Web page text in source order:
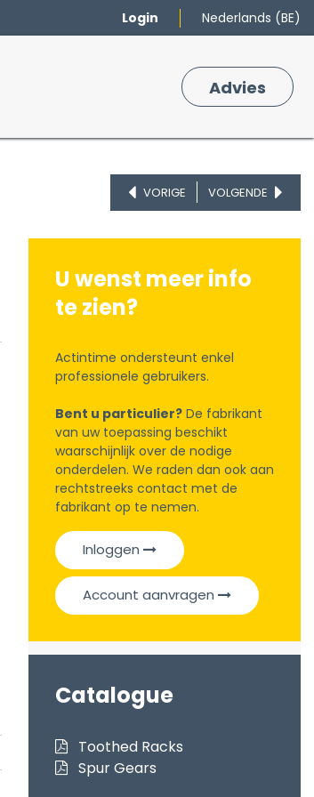
Login Nederlands (BE)
Adv​ies
VORIGE VOLGENDE
U wenst meer info
te zien?
Actintime ondersteunt enkel
professionele gebruikers.
Bent u particulier? De fabrikant
van uw toepassing beschikt
waarschijnlijk over de nodige
onderdelen. We raden dan ook aan
rechtstreeks contact met de
fabrikant op te nemen.
Inloggen
Account aanvragen
Catalogue
Toothed Racks
Spur Gears